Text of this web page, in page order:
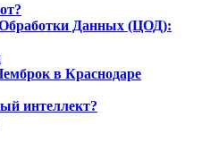
Данных (ЦОД):
в Краснодаре
интеллект?